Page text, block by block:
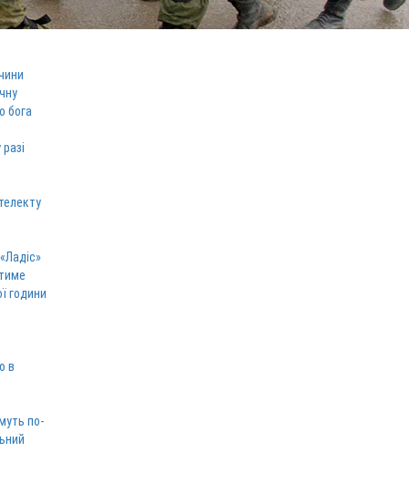
бога
години
в
по-